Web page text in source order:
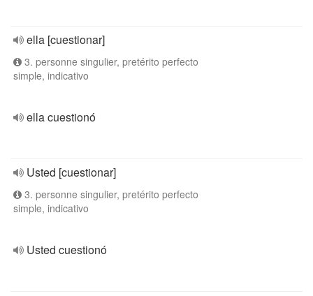
ella [cuestionar]
3. personne singulier, pretérito perfecto
simple, indicativo
ella cuestionó
Usted [cuestionar]
3. personne singulier, pretérito perfecto
simple, indicativo
Usted cuestionó